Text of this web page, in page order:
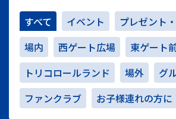
すべて イベント
プレゼント
場内
西ゲート広場
東ゲート
トリコロールランド
場外 グ
ファンクラブ
お子様連れの方に